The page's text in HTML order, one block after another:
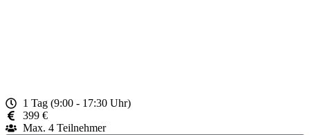
1 Tag (9:00 - 17:30 Uhr)
399 €
Max. 4 Teilnehmer